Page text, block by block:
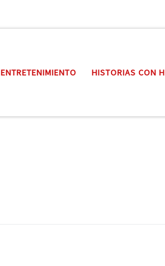
ENTRETENIMIENTO HISTORIAS CON